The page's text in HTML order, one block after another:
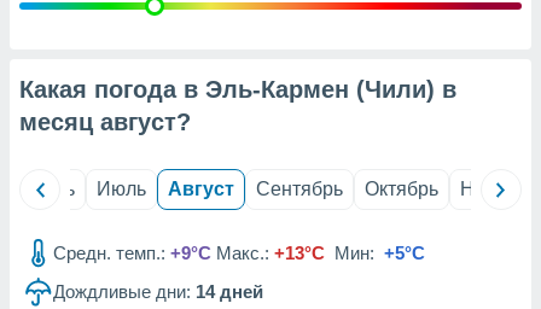
данных
Какая погода в Эль-Кармен (Чили) в
месяц август?
Июнь Июль Август Сентябрь Октябрь Ноябрь
Средн. темп.: +9°C Макс.: +13°C Мин: +5°C
Дождливые дни: 14дней